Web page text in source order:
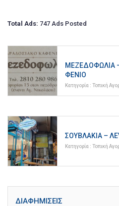
Total Ads: 747 Ads Posted
ΜΕΖΕΔΟΦΩΛΙΆ
ΦΕΝΊΟ
Κατηγορία : Τοπική
ΣΟΥΒΛΆΚΙΑ –
Κατηγορία : Τοπική
ΔΙΑΦΗΜΊΣΕΙΣ